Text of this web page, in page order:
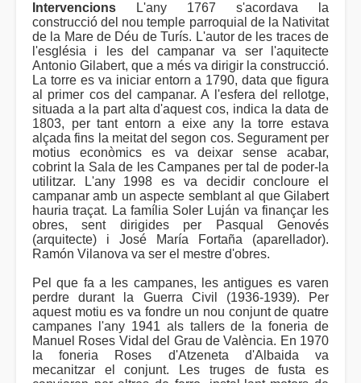
Intervencions L'any 1767 s'acordava la
construcció del nou temple parroquial de la Nativitat
de la Mare de Déu de Turís. L'autor de les traces de
l'església i les del campanar va ser l'aquitecte
Antonio Gilabert, que a més va dirigir la construcció.
La torre es va iniciar entorn a 1790, data que figura
al primer cos del campanar. A l'esfera del rellotge,
situada a la part alta d'aquest cos, indica la data de
1803, per tant entorn a eixe any la torre estava
alçada fins la meitat del segon cos. Segurament per
motius econòmics es va deixar sense acabar,
cobrint la Sala de les Campanes per tal de poder-la
utilitzar. L'any 1998 es va decidir concloure el
campanar amb un aspecte semblant al que Gilabert
hauria traçat. La família Soler Luján va finançar les
obres, sent dirigides per Pasqual Genovés
(arquitecte) i José María Fortaña (aparellador).
Ramón Vilanova va ser el mestre d'obres.
Pel que fa a les campanes, les antigues es varen
perdre durant la Guerra Civil (1936-1939). Per
aquest motiu es va fondre un nou conjunt de quatre
campanes l'any 1941 als tallers de la foneria de
Manuel Roses Vidal del Grau de València. En 1970
la foneria Roses d'Atzeneta d'Albaida va
mecanitzar el conjunt. Les truges de fusta es